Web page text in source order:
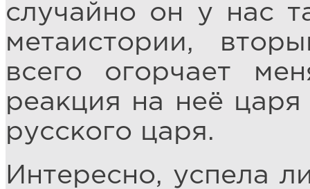
случайно он у нас
метаистории,
всего огорчает
реакция на неё
русского царя.
Интересно, успела